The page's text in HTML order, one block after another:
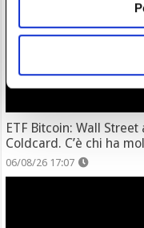
ETF Bitcoin: Wall
Coldcard. C’è chi ha
06/08/26 17:07